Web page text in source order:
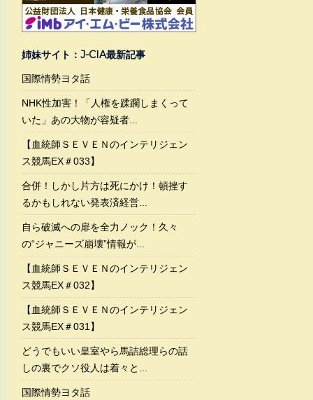
姉妹サイト：J-CIA最新記事
国際情勢ヨタ話
NHK性加害！「人権を蹂躙しまくって
いた」あの大物が容疑者...
【血統師ＳＥＶＥＮのインテリジェン
ス競馬EX＃033】
合併！しかし片方は死にかけ！頓挫す
るかもしれない発表済経営...
自ら破滅への扉を全力ノック！久々
の“ジャニーズ崩壊”情報が...
【血統師ＳＥＶＥＮのインテリジェン
ス競馬EX＃032】
【血統師ＳＥＶＥＮのインテリジェン
ス競馬EX＃031】
どうでもいい皇室やら馬詰総理らの話
しの裏でクソ役人は着々と...
国際情勢ヨタ話